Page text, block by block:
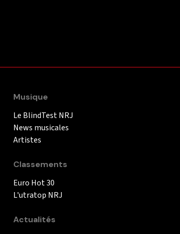
Musique
Le BlindTest NRJ
News musicales
Artistes
Classements
Euro Hot 30
L'utratop NRJ
Actualités